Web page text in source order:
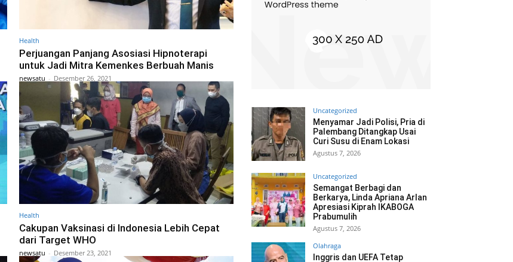
Health
Perjuangan Panjang Asosiasi Hipnoterapi
untuk Jadi Mitra Kemenkes Berbuah Manis
newsatu - Desember 26, 2021
Health
Cakupan Vaksinasi di Indonesia Lebih Cepat
dari Target WHO
newsatu - Desember 23, 2021
Uncategorized
Menyamar Jadi Polisi, Pria di
Palembang Ditangkap Usai
Curi Susu di Enam Lokasi
Agustus 7, 2026
Uncategorized
Semangat Berbagi dan
Berkarya, Linda Apriana Arlan
Apresiasi Kiprah IKABOGA
Prabumulih
Agustus 7, 2026
Olahraga
Inggris dan UEFA Tetap